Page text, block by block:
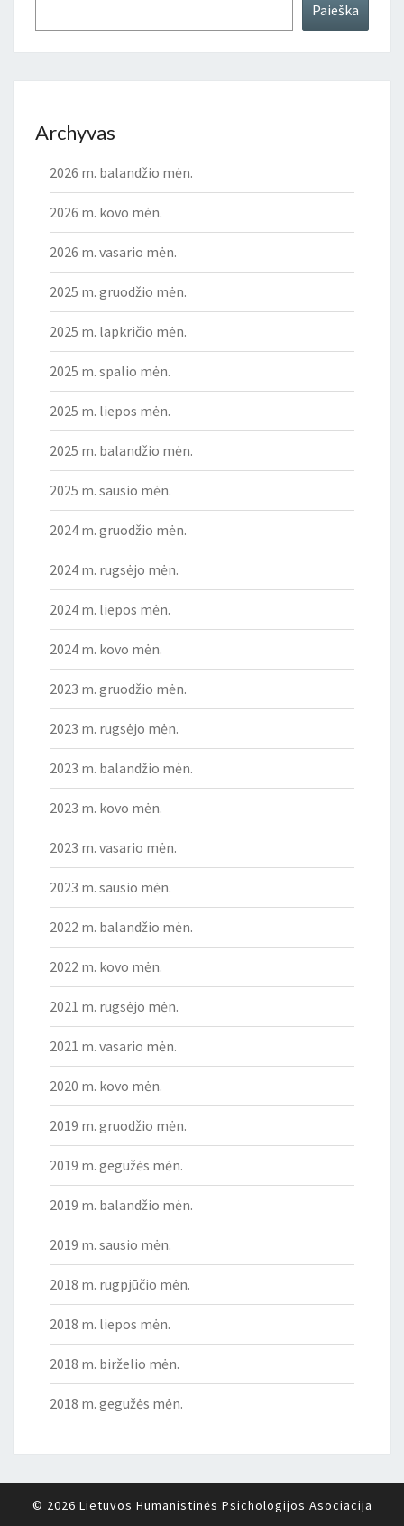
Paieška
Archyvas
2026 m. balandžio mėn.
2026 m. kovo mėn.
2026 m. vasario mėn.
2025 m. gruodžio mėn.
2025 m. lapkričio mėn.
2025 m. spalio mėn.
2025 m. liepos mėn.
2025 m. balandžio mėn.
2025 m. sausio mėn.
2024 m. gruodžio mėn.
2024 m. rugsėjo mėn.
2024 m. liepos mėn.
2024 m. kovo mėn.
2023 m. gruodžio mėn.
2023 m. rugsėjo mėn.
2023 m. balandžio mėn.
2023 m. kovo mėn.
2023 m. vasario mėn.
2023 m. sausio mėn.
2022 m. balandžio mėn.
2022 m. kovo mėn.
2021 m. rugsėjo mėn.
2021 m. vasario mėn.
2020 m. kovo mėn.
2019 m. gruodžio mėn.
2019 m. gegužės mėn.
2019 m. balandžio mėn.
2019 m. sausio mėn.
2018 m. rugpjūčio mėn.
2018 m. liepos mėn.
2018 m. birželio mėn.
2018 m. gegužės mėn.
© 2026 Lietuvos Humanistinės Psichologijos Asociacija